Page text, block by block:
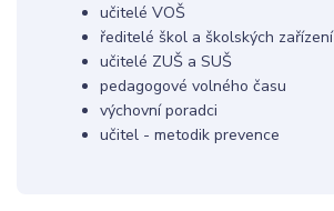
učitelé VOŠ
ředitelé škol a školských zařízení
učitelé ZUŠ a SUŠ
pedagogové volného času
výchovní poradci
učitel - metodik prevence